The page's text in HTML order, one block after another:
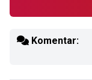
Komentar: